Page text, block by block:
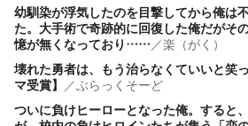
幼馴染が浮気したのを目撃してから俺は
た。大手術で奇跡的に回復した俺だがそ
憶が無くなっており……／楽（がく）
壊れた勇者は、もう治らなくていいと笑
マ受賞】 ／ぶらっくそーど
ついに負けヒーローとなった俺。すると